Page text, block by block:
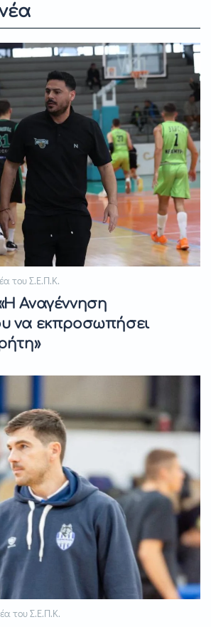
του Σ.Ε.Π.Κ.
Αναγέννηση
να εκπροσωπήσει
του Σ.Ε.Π.Κ.